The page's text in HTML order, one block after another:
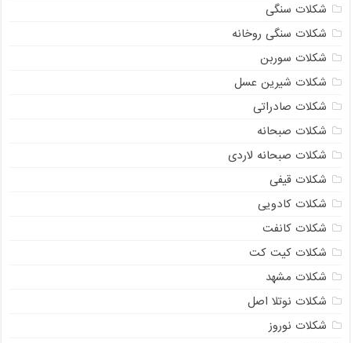
شکلات سنگی
شکلات سنگی روخانه
شکلات سوربن
شکلات شیرین عسل
شکلات صادراتی
شکلات صبحانه
شکلات صبحانه لاردی
شکلات قیفی
شکلات کادویی
شکلات کانفت
شکلات کیت کت
شکلات مشهد
شکلات نوتلا اصل
شکلات نوروز